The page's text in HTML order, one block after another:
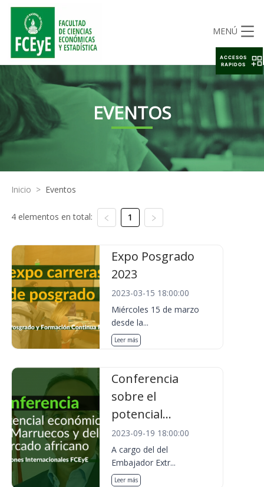
MENÚ
EVENTOS
Inicio > Eventos
4 elementos en total: 1
Expo Posgrado
2023
2023-03-15 18:00:00
Miércoles 15 de marzo
desde la...
Leer más
Conferencia
sobre el
potencial...
2023-09-19 18:00:00
A cargo del del
Embajador Extr...
Leer más
ACCESOS
RAPIDOS